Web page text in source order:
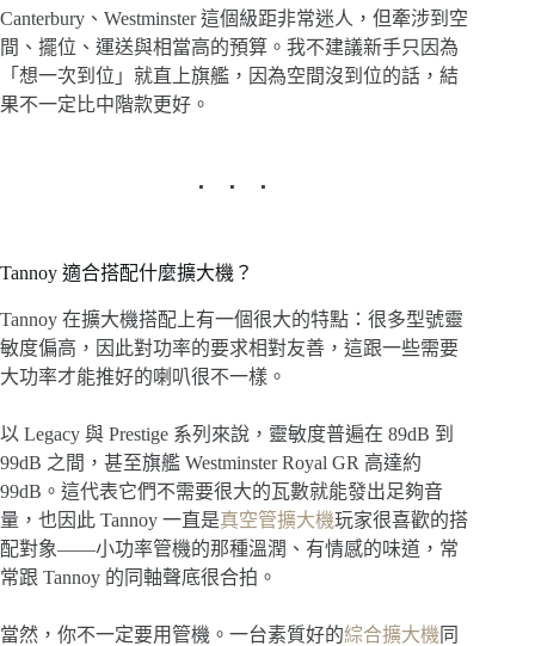
Canterbury、Westminster 這個級距非常迷人，但牽涉到空
間、擺位、運送與相當高的預算。我不建議新手只因為
「想一次到位」就直上旗艦，因為空間沒到位的話，結
果不一定比中階款更好。
Tannoy 適合搭配什麼擴大機？
Tannoy 在擴大機搭配上有一個很大的特點：很多型號靈
敏度偏高，因此對功率的要求相對友善，這跟一些需要
大功率才能推好的喇叭很不一樣。
以 Legacy 與 Prestige 系列來說，靈敏度普遍在 89dB 到
99dB 之間，甚至旗艦 Westminster Royal GR 高達約
99dB。這代表它們不需要很大的瓦數就能發出足夠音
量，也因此 Tannoy 一直是真空管擴大機玩家很喜歡的搭
配對象——小功率管機的那種溫潤、有情感的味道，常
常跟 Tannoy 的同軸聲底很合拍。
當然，你不一定要用管機。一台素質好的綜合擴大機 同